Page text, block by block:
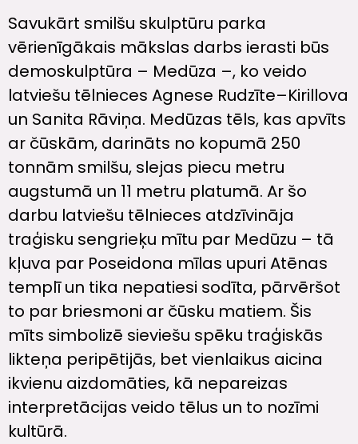
Savukārt smilšu skulptūru parka
vērienīgākais mākslas darbs ierasti būs
demoskulptūra – Medūza –, ko veido
latviešu tēlnieces Agnese Rudzīte–Kirillova
un Sanita Rāviņa. Medūzas tēls, kas apvīts
ar čūskām, darināts no kopumā 250
tonnām smilšu, slejas piecu metru
augstumā un 11 metru platumā. Ar šo
darbu latviešu tēlnieces atdzīvināja
traģisku sengrieķu mītu par Medūzu – tā
kļuva par Poseidona mīlas upuri Atēnas
templī un tika nepatiesi sodīta, pārvēršot
to par briesmoni ar čūsku matiem. Šis
mīts simbolizē sieviešu spēku traģiskās
likteņa peripētijās, bet vienlaikus aicina
ikvienu aizdomāties, kā nepareizas
interpretācijas veido tēlus un to nozīmi
kultūrā.